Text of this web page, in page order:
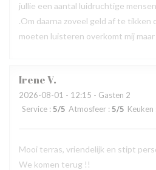
jullie een aantal luidruchtige
.Om daarna zoveel geld af te tikken
moeten luisteren overkomt mij
IreneV
2026-08-01 - 12:15 - Gasten 2
Service : 5/5 Atmosfeer : 5/5 Keuken
Mooi terras, vriendelijk en stipt
We komen terug !!